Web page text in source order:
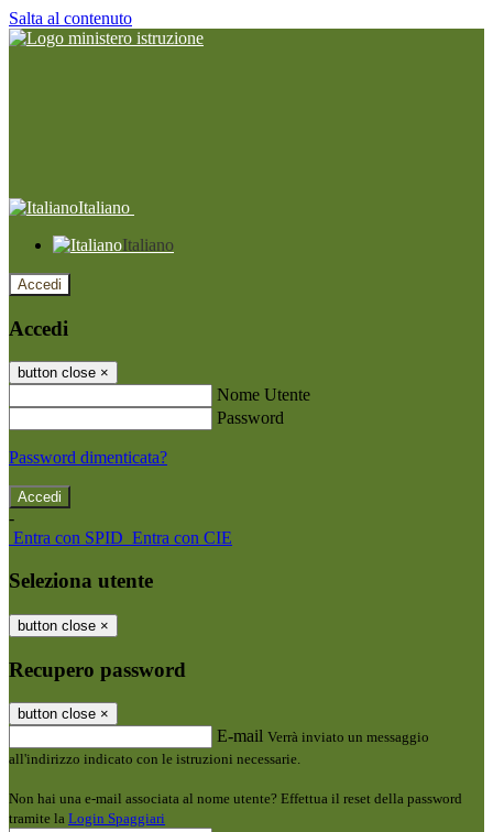
Salta al contenuto
Italiano
Italiano
Accedi
Accedi
button close ×
Nome Utente
Password
Password dimenticata?
-
Entra con SPID Entra con CIE
Seleziona utente
button close ×
Recupero password
button close ×
E-mail Verrà inviato un messaggio
all'indirizzo indicato con le istruzioni necessarie.
Non hai una e-mail associata al nome utente? Effettua il reset della password
tramite la Login Spaggiari